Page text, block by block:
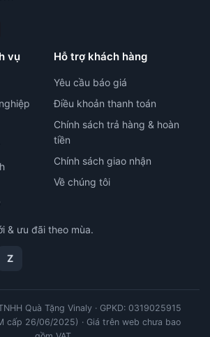
vụ Hỗ trợ khách hàng
Yêu cầu báo giá
Điều khoản thanh toán
Chính sách trả hàng & hoàn
tiền
Chính sách giao nhận
Về chúng tôi
& ưu đãi theo mùa.
Z
Quà Tặng Vinaly · GPKD: 0319025915
cấp 26/06/2025) · Giá trên web chưa bao
tư vấn công nghệ in